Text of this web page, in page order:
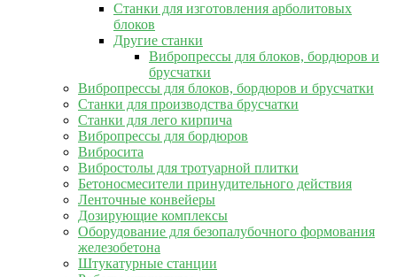
Станки для изготовления арболитовых
блоков
Другие станки
Вибропрессы для блоков, бордюров и
брусчатки
Вибропрессы для блоков, бордюров и брусчатки
Станки для производства брусчатки
Станки для лего кирпича
Вибропрессы для бордюров
Вибросита
Вибростолы для тротуарной плитки
Бетоносмесители принудительного действия
Ленточные конвейеры
Дозирующие комплексы
Оборудование для безопалубочного формования
железобетона
Штукатурные станции